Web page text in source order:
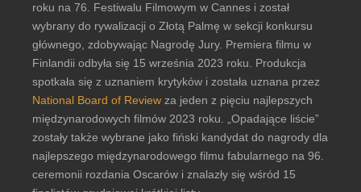
roku na 76. Festiwalu Filmowym w Cannes i został
wybrany do rywalizacji o Złotą Palmę w sekcji konkursu
głównego, zdobywając Nagrodę Jury. Premiera filmu w
Finlandii odbyła się 15 września 2023 roku. Produkcja
spotkała się z uznaniem krytyków i została uznana przez
National Board of Review za jeden z pięciu najlepszych
międzynarodowych filmów 2023 roku. „Opadające liście”
zostały także wybrane jako fiński kandydat do nagrody dla
najlepszego międzynarodowego filmu fabularnego na 96.
ceremonii rozdania Oscarów i znalazły się wśród 15